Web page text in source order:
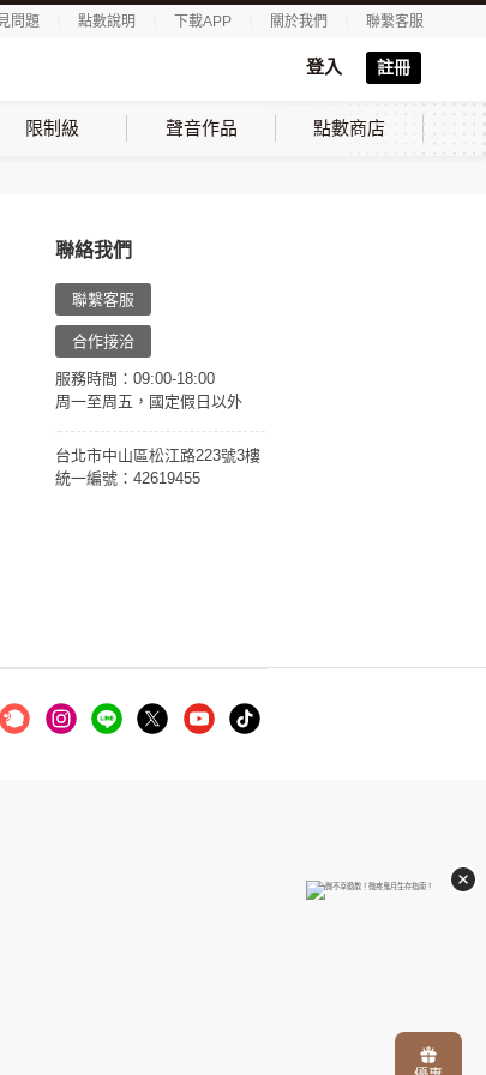
問題 點數說明 下載APP 關於我們 聯繫客服
登入 註冊
限制級 聲音作品 點數商店
聯絡我們
聯繫客服
合作接洽
服務時間：09:00-18:00
周一至周五，國定假日以外
台北市中山區松江路223號3樓
統一編號：42619455